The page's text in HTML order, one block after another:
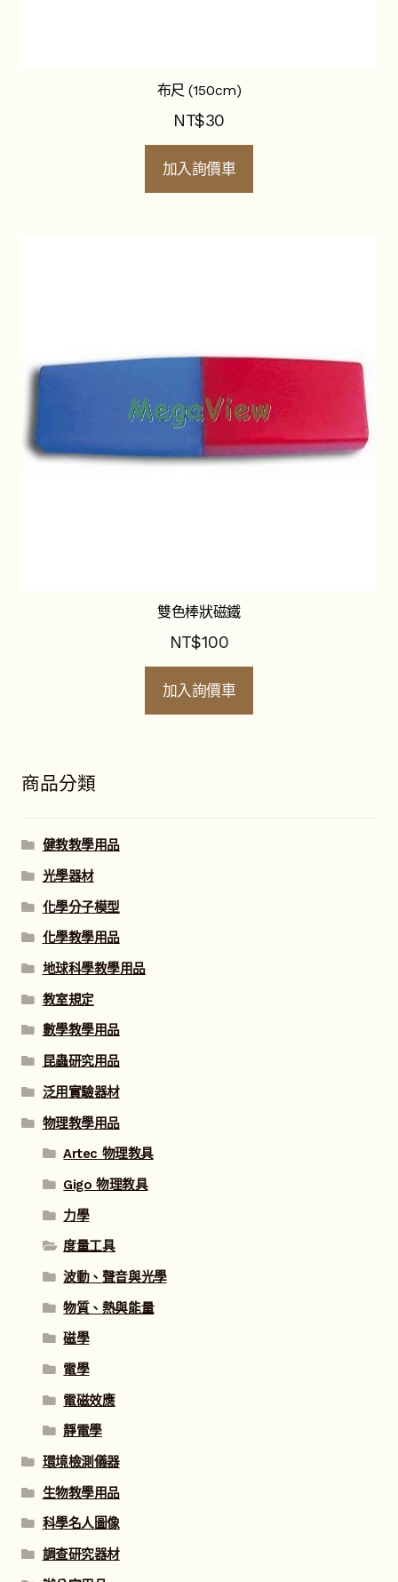
布尺 (150cm)
NT$30
加入詢價車
雙色棒狀磁鐵
NT$100
加入詢價車
商品分類
健教教學用品
光學器材
化學分子模型
化學教學用品
地球科學教學用品
教室規定
數學教學用品
昆蟲研究用品
泛用實驗器材
物理教學用品
Artec 物理教具
Gigo 物理教具
力學
度量工具
波動、聲音與光學
物質、熱與能量
磁學
電學
電磁效應
靜電學
環境檢測儀器
生物教學用品
科學名人圖像
調查研究器材